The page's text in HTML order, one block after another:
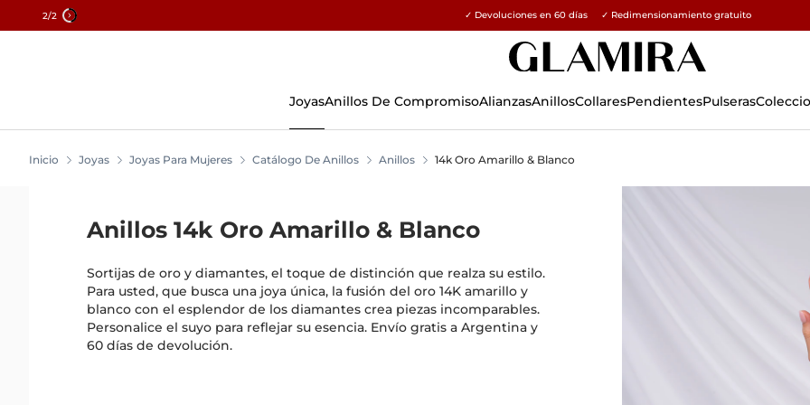
2/2 15% en todos los pedidos →
✓ Devoluciones en 60 días ✓ Redimensionamiento gratuito
JoyasAnillos De CompromisoAlianzasAnillosCollaresPendientesPulseras
Inicio Joyas Joyas Para Mujeres Catálogo De Anillos Anillos 14k Oro Amarillo & Blanco
Anillos 14k Oro Amarillo & Blanco
Sortijas de oro y diamantes, el toque de distinción que realza su estilo.
Para usted, que busca una joya única, la fusión del oro 14K amarillo y
blanco con el esplendor de los diamantes crea piezas incomparables.
Personalice el suyo para reflejar su esencia. Envío gratis a Argentina y
60 días de devolución.